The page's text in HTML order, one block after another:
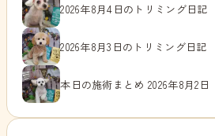
2026年8月4日のトリミング日記
2026年8月3日のトリミング日記
本日の施術まとめ 2026年8月2日